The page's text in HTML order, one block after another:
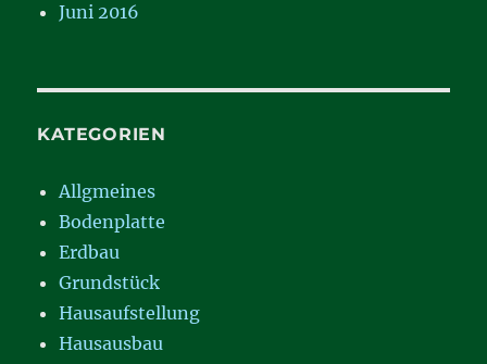
Juni 2016
KATEGORIEN
Allgmeines
Bodenplatte
Erdbau
Grundstück
Hausaufstellung
Hausausbau